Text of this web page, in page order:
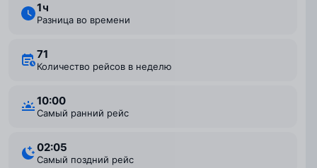
1 ⁠ч
Разница во времени
71
Количество рейсов в неделю
10:00
Самый ранний рейс
02:05
Самый поздний рейс